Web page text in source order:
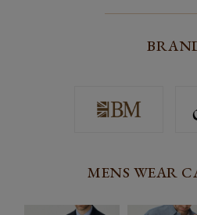
MENS WEAR